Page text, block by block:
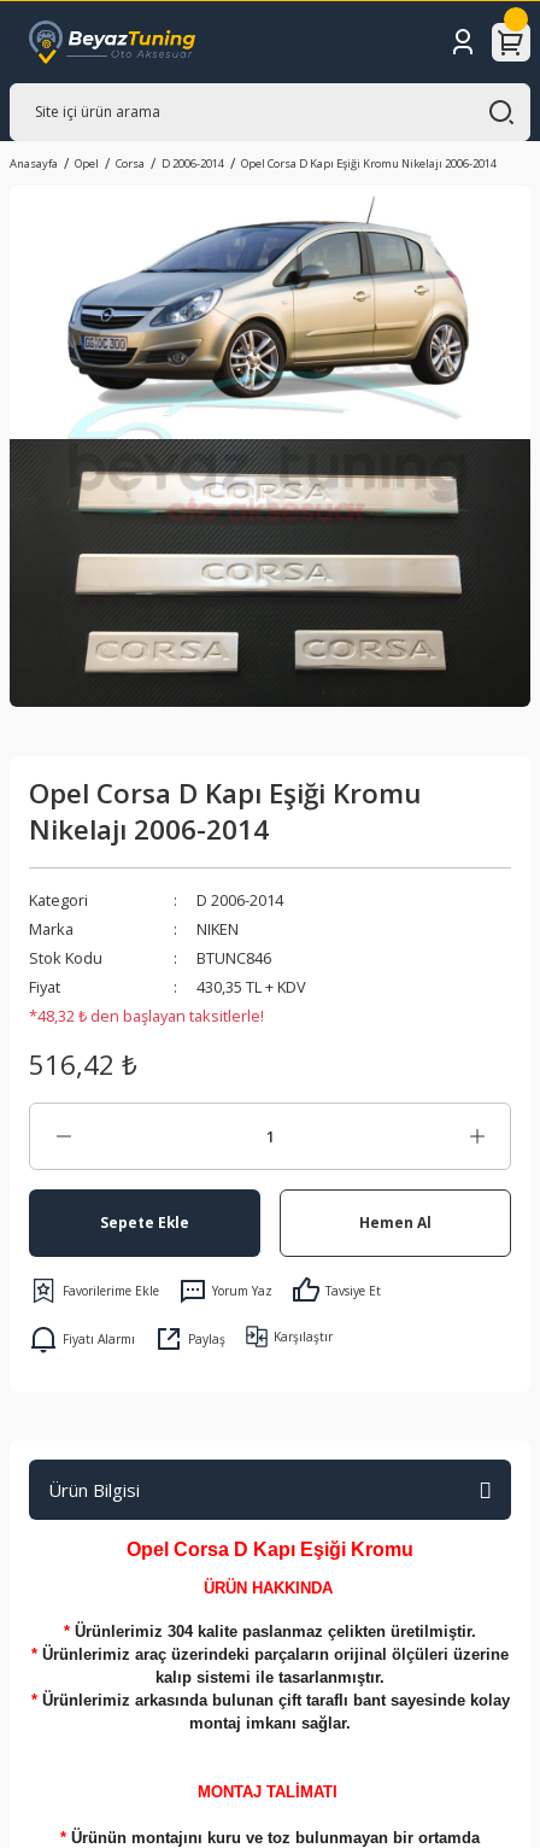
Anasayfa Opel Corsa D 2006-2014 Opel Corsa D Kapı Eşiği Kromu Nikelajı 2006-2014
Opel Corsa D Kapı Eşiği Kromu
Nikelajı 2006-2014
Kategori
D 2006-2014
Marka
NIKEN
Stok Kodu
BTUNC846
Fiyat
430,35 TL + KDV
*48,32 ₺ den başlayan taksitlerle!
516,42 ₺
Sepete Ekle Hemen Al
Yorum Yaz Tavsiye Et
Fiyatı Alarmı Paylaş Karşılaştır
Ürün Bilgisi
Opel Corsa D Kapı Eşiği Kromu
ÜRÜN HAKKINDA
* Ürünlerimiz 304 kalite paslanmaz çelikten üretilmiştir.
* Ürünlerimiz araç üzerindeki parçaların orijinal ölçüleri üzerine
kalıp sistemi ile tasarlanmıştır.
* Ürünlerimiz arkasında bulunan çift taraflı bant sayesinde kolay
montaj imkanı sağlar.
MONTAJ TALİMATI
* Ürünün montajını kuru ve toz bulunmayan bir ortamda